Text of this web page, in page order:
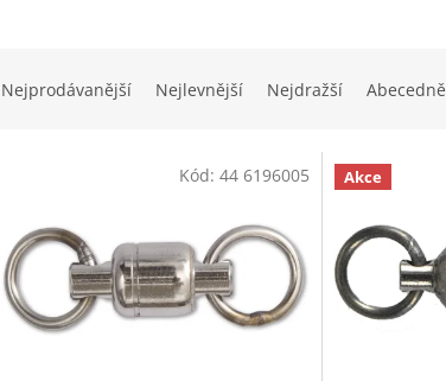
Nejprodávanější Nejlevnější Nejdražší Abecedně
Kód: 44 6196005 Akce